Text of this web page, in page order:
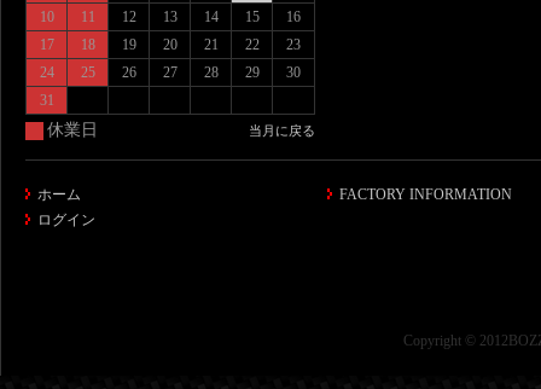
10
11 12 13 14 15
16
17
18 19 20 21 22
23
24
25 26 27 28 29
30
31
休業日 当月に戻る
ホーム
ログイン
FACTORY INFORMATION
Copyright ©